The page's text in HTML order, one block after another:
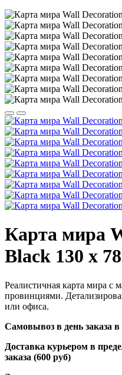
Карта мира
Black 130 x
Реалистичная карта мира с
провинциями.
или офиса.
Самовывоз в день заказа
Доставка курьером в
заказа (600 руб)